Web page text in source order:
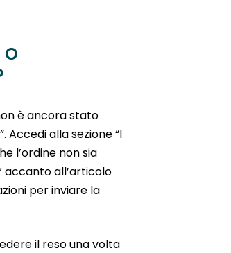
è ancora stato
Accedi alla sezione “I
l’ordine non sia
accanto all’articolo
per inviare la
il reso una volta